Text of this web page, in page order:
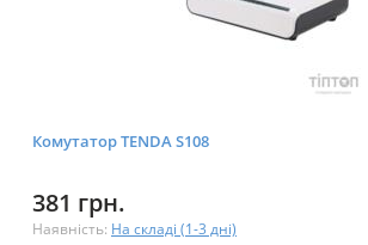
Комутатор TENDA S108
381 грн.
Наявність: На складі (1-3 дні)